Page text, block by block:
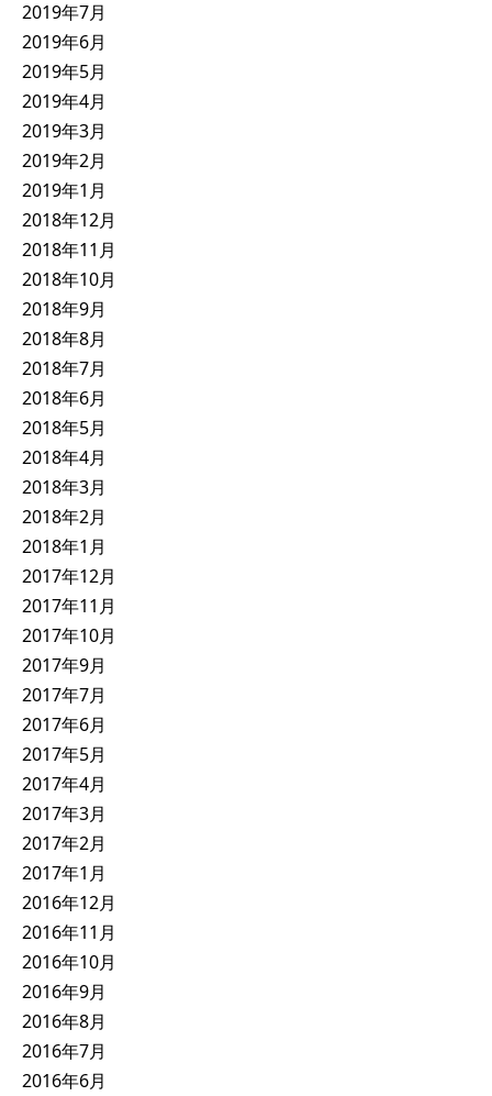
2019年7月
2019年6月
2019年5月
2019年4月
2019年3月
2019年2月
2019年1月
2018年12月
2018年11月
2018年10月
2018年9月
2018年8月
2018年7月
2018年6月
2018年5月
2018年4月
2018年3月
2018年2月
2018年1月
2017年12月
2017年11月
2017年10月
2017年9月
2017年7月
2017年6月
2017年5月
2017年4月
2017年3月
2017年2月
2017年1月
2016年12月
2016年11月
2016年10月
2016年9月
2016年8月
2016年7月
2016年6月